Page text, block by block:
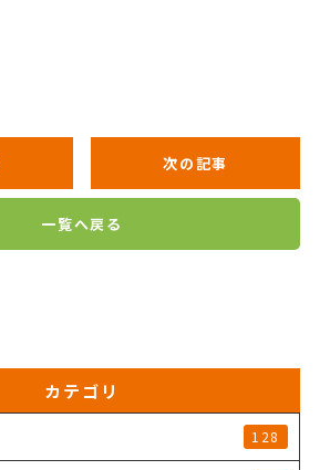
次の記事
一覧へ戻る
カテゴリ
128